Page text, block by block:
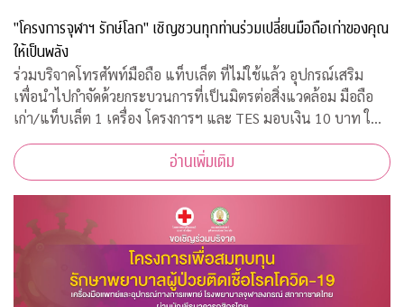
"โครงการจุฬาฯ รักษ์โลก" เชิญชวนทุกท่านร่วมเปลี่ยนมือถือเก่าของคุณ
ให้เป็นพลัง
ร่วมบริจาคโทรศัพท์มือถือ แท็บเล็ต ที่ไม่ใช้แล้ว อุปกรณ์เสริม
เพื่อนำไปกำจัดด้วยกระบวนการที่เป็นมิตรต่อสิ่งแวดล้อม มือถือ
เก่า/แท็บเล็ต 1 เครื่อง โครงการฯ และ TES มอบเงิน 10 บาท ให้
กับ "กองทุนภูมิคุ้มกันบำบัดมะเร็งจุฬาฯ"
อ่านเพิ่มเติม